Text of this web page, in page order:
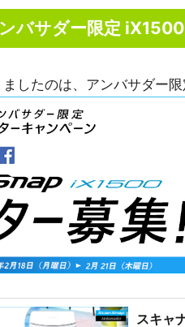
バサダー限定
したのは、アンバサダー
スキャ